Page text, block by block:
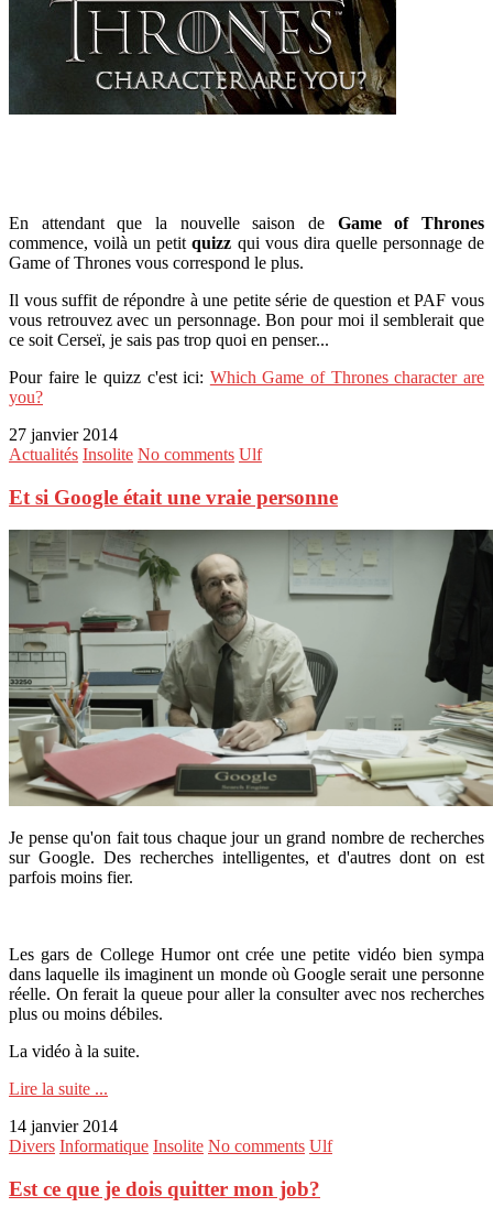
En attendant que la nouvelle saison de Game of Thrones
commence, voilà un petitquizz qui vous dira quelle personnage de
Game of Thrones vous correspond le plus.
Il vous suffit de répondre à une petite série de question et PAF vous
vous retrouvez avec un personnage. Bon pour moi il semblerait que
ce soit Cerseï, je sais pas trop quoi en penser...
Pour faire le quizz c'est ici: Which Game of Thrones character are
you?
27 janvier 2014
Actualités Insolite No comments Ulf
Et si Google était une vraie personne
Je pense qu'on fait tous chaque jour un grand nombre de recherches
sur Google. Des recherches intelligentes, et d'autres dont on est
parfois moins fier.
Les gars de College Humor ont crée une petite vidéo bien sympa
dans laquelle ils imaginent un monde où Google serait une personne
réelle. On ferait la queue pour aller la consulter avec nos recherches
plus ou moins débiles.
La vidéo à la suite.
Lire la suite ...
14 janvier 2014
Divers Informatique Insolite No comments Ulf
Est ce que je dois quitter mon job?